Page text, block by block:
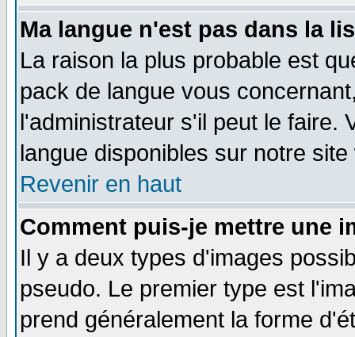
Ma langue n'est pas dans la
La raison la plus probable est
pack de langue vous
l'administrateur s'il peut le faire.
langue disponibles sur notre site
Revenir en haut
Comment puis-je mettre une
Il y a deux types d'images
pseudo. Le premier type est
prend généralement la forme